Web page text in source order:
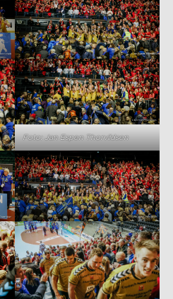
Foto: Jan Espen Thorvildsen